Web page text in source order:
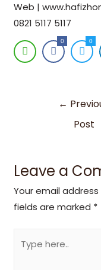
Web |
0821 5117 5117
0 0
←
Post
Leave a
Your email
fields are marked *